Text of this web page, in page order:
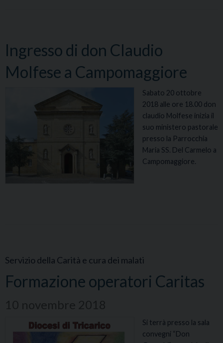
Ingresso di don Claudio
Molfese a Campomaggiore
Sabato 20 ottobre
2018 alle ore 18.00 don
claudio Molfese inizia il
suo ministero pastorale
presso la Parrocchia
Maria SS. Del Carmelo a
Campomaggiore.
Servizio della Carità e cura dei malati
Formazione operatori Caritas
Si terrà presso la sala
convegni “Don